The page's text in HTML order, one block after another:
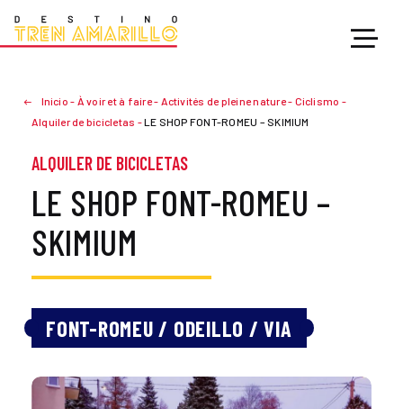
Inicio - À voir et à faire- Activités de pleine nature- Ciclismo -
Alquiler de bicicletas -LE SHOP FONT-ROMEU – SKIMIUM
ALQUILER DE BICICLETAS
LE SHOP FONT-ROMEU –
SKIMIUM
FONT-ROMEU / ODEILLO / VIA